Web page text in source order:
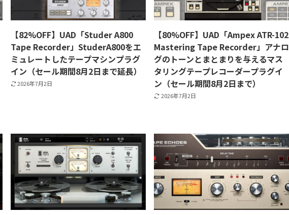
【82%OFF】UAD「Studer A800
Tape Recorder」StuderA800をエ
ミュレートしたテープマシンプラグ
イン（セール期間8月2日まで延長）
2026年7月2日
【80%OFF】UAD「Ampex ATR-102
Mastering Tape Recorder」アナロ
グのトーンとまとまりを与えるマス
タリングテープレコーダープラグイ
ン（セール期間8月2日まで）
2026年7月2日